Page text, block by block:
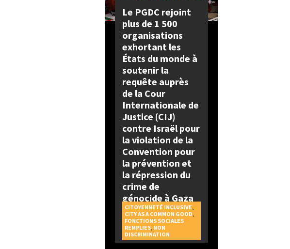
Le PGDC rejoint
plus de 1 500
organisations
exhortant les
États du monde à
soutenir la
requête auprès
de la Cour
Internationale de
Justice (CIJ)
contre Israël pour
la violation de la
Convention pour
la prévention et
la répression du
crime de
génocide à Gaza
CITOYENNETÉ INCLUSIVE,
CITY AS A COMMON GOOD,
FONCTIONS SOCIALES
REMPLIES, NON
DISCRIMINATION